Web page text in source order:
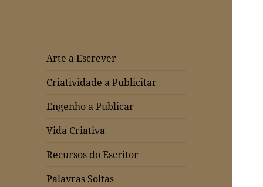
Arte a Escrever
Criatividade a Publicitar
Engenho a Publicar
Vida Criativa
Recursos do Escritor
Palavras Soltas